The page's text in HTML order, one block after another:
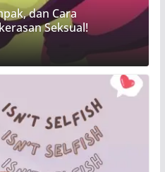
dan Cara
Seksual!